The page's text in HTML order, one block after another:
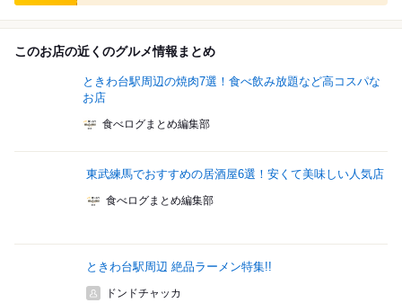
このお店の近くのグルメ情報まとめ
ときわ台駅周辺の焼肉7選！食べ飲み放題など高コスパな
お店
食べログまとめ編集部
東武練馬でおすすめの居酒屋6選！安くて美味しい人気店
食べログまとめ編集部
ときわ台駅周辺 絶品ラーメン特集!!
ドンドチャッカ